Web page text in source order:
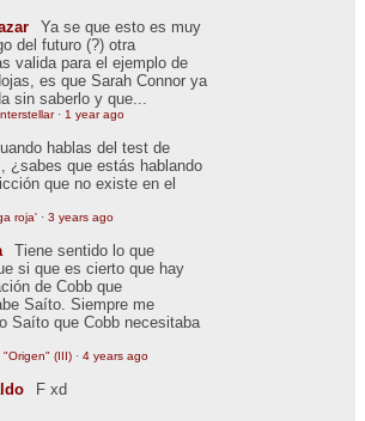
Ya se que esto es muy
del futuro (?) otra
valida para el ejemplo de
es que Sarah Connor ya
sin saberlo y que...
· 1 year ago
hablas del test de
¿sabes que estás hablando
que no existe en el
roja' · 3 years ago
Tiene sentido lo que
si que es cierto que hay
de Cobb que
Saíto. Siempre me
Saíto que Cobb necesitaba
(III) · 4 years ago
F xd